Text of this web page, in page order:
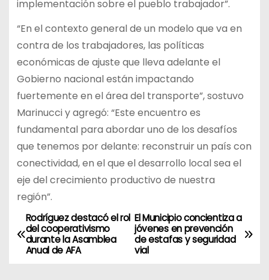
implementación sobre el pueblo trabajador”.
“En el contexto general de un modelo que va en
contra de los trabajadores, las políticas
económicas de ajuste que lleva adelante el
Gobierno nacional están impactando
fuertemente en el área del transporte”, sostuvo
Marinucci y agregó: “Este encuentro es
fundamental para abordar uno de los desafíos
que tenemos por delante: reconstruir un país con
conectividad, en el que el desarrollo local sea el
eje del crecimiento productivo de nuestra
región”.
N
a
El Municipio concientiza a
jóvenes en prevención
de estafas y seguridad
vial
Rodríguez destacó el rol
del cooperativismo
durante la Asamblea
Anual de AFA